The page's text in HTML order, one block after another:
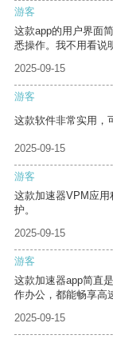
游客
这款app的用户界面
悉操作。我不用看说
2025-09-15
游客
这款软件非常实用，
2025-09-15
游客
这款加速器VPM应
护。
2025-09-15
游客
这款加速器app简直
作办公，都能畅享高
2025-09-15